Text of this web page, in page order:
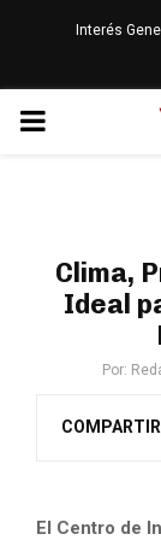
Interés
PRIMARY
Clima,
Ideal
Por:
COMPARTIR
El Centro de